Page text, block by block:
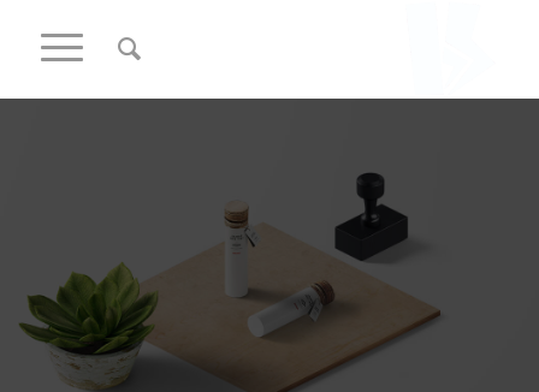
این یک نمونه کار است
بیایید آن را بررسی کنیم.